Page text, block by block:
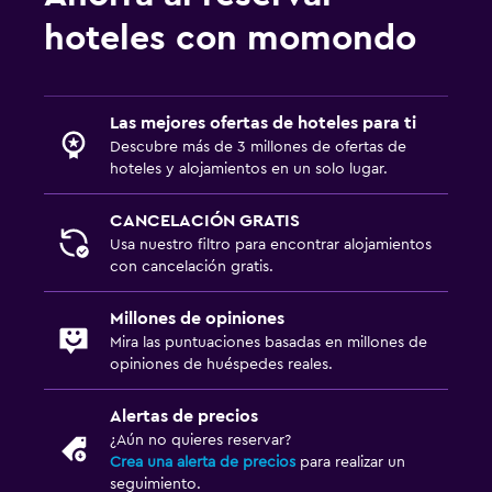
Piscina al aire libre
Piscina pequeña
Zona de trabajo
Escritorio
Ideal para familias
Cuna/cama nido disponibles
hoteles con momondo
Las mejores ofertas de hoteles para ti
Descubre más de 3 millones de ofertas de
hoteles y alojamientos en un solo lugar.
CANCELACIÓN GRATIS
Usa nuestro filtro para encontrar alojamientos
con cancelación gratis.
Millones de opiniones
Mira las puntuaciones basadas en millones de
opiniones de huéspedes reales.
Alertas de precios
¿Aún no quieres reservar?
Crea una alerta de precios para realizar un
seguimiento.